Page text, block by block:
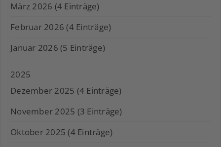
März 2026 (4 Einträge)
Februar 2026 (4 Einträge)
Januar 2026 (5 Einträge)
2025
Dezember 2025 (4 Einträge)
November 2025 (3 Einträge)
Oktober 2025 (4 Einträge)